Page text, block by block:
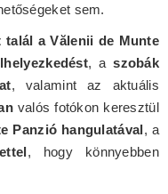
sem.
talál a Vălenii de Munte
, aszobák
, valamint az aktuális
valós fotókon keresztül
Panzió hangulatával, a
, hogy könnyebben